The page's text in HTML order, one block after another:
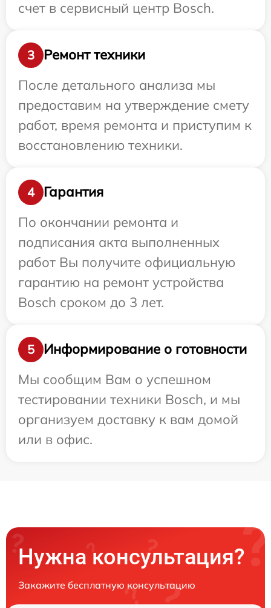
счет в сервисный центр Bosch.
3
Ремонт техники
После детального анализа мы
предоставим на утверждение смету
работ, время ремонта и приступим к
восстановлению техники.
4
Гарантия
По окончании ремонта и
подписания акта выполненных
работ Вы получите официальную
гарантию на ремонт устройства
Bosch сроком до 3 лет.
5
Информирование о готовности
Мы сообщим Вам о успешном
тестировании техники Bosch, и мы
организуем доставку к вам домой
или в офис.
Нужна консультация?
Закажите бесплатную консультацию